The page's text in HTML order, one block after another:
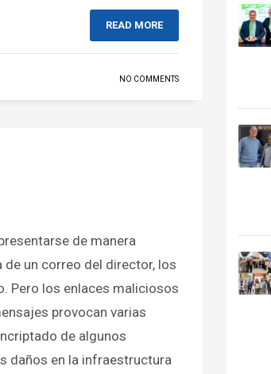
READ MORE
NO COMMENTS
de manera
un correo del director, los
Pero los enlaces maliciosos
provocan varias
de algunos
daños en la infraestructura